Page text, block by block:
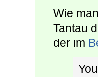
Wie
Tantau
der im